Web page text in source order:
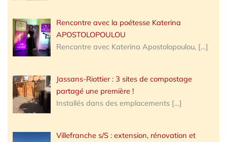
Rencontre avec la poétesse Katerina
APOSTOLOPOULOU
Rencontre avec Katerina Apostolopoulou, […]
Jassans-Riottier : 3 sites de compostage
partagé une première !
Installés dans des emplacements […]
Villefranche s/S : extension, rénovation et